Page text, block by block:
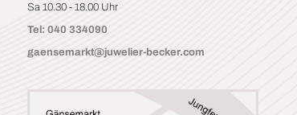
Sa 10.30 - 18.00 Uhr
Tel: 040 334090
gaensemarkt@juwelier-becker.com